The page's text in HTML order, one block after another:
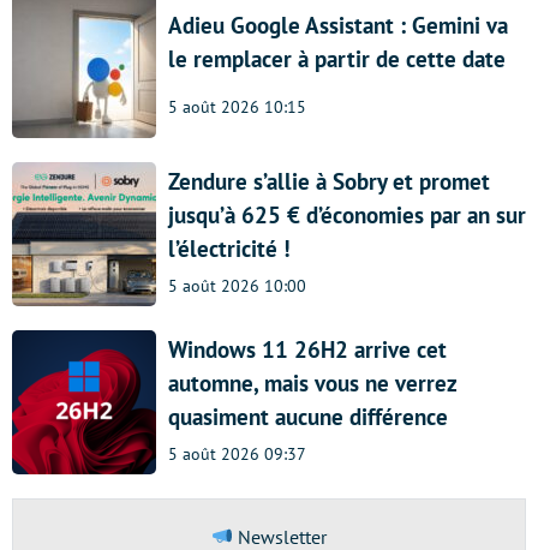
Adieu Google Assistant : Gemini va
le remplacer à partir de cette date
5 août 2026 10:15
Zendure s’allie à Sobry et promet
jusqu’à 625 € d’économies par an sur
l’électricité !
5 août 2026 10:00
Windows 11 26H2 arrive cet
automne, mais vous ne verrez
quasiment aucune différence
5 août 2026 09:37
Newsletter